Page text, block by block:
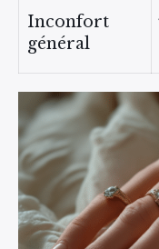
Inconfort
général